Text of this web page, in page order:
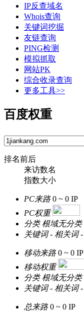
IP反查域名
Whois查询
关键词挖掘
友链查询
PING检测
模拟抓取
网站PK
综合收录查询
更多工具>>
百度权重
排名前后
来访数名
指数大小
PC来路 0 ~ 0 IP
PC权重
分类 根域无分类
关键词 - 相关词 -
移动来路 0 ~ 0 IP
移动权重
分类 根域无分类
关键词 - 相关词 -
总来路 0 ~ 0 IP